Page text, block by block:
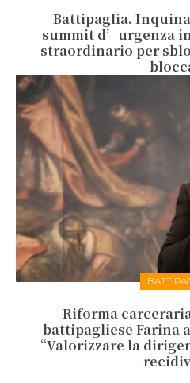
Battipaglia.
summit d’urgenza
straordinario per
Riforma
battipagliese Farina
“Valorizzare la